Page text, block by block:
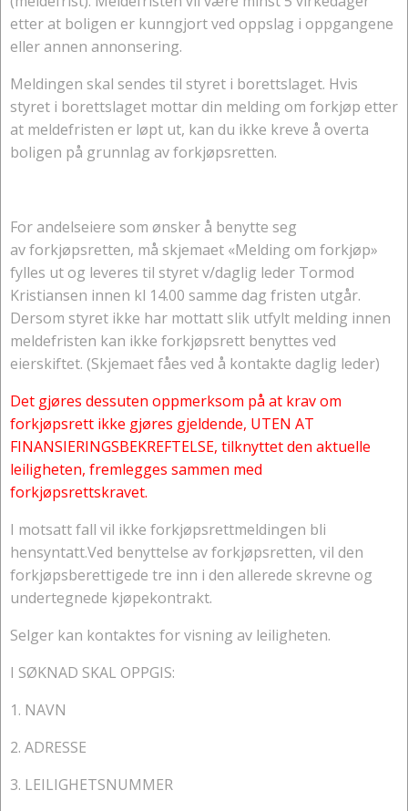
etter at boligen er kunngjort ved oppslag i oppgangene
eller annen annonsering.
Meldingen skal sendes til styret i borettslaget. Hvis
styret i borettslaget mottar din melding om forkjøp etter
at meldefristen er løpt ut, kan du ikke kreve å overta
boligen på grunnlag av forkjøpsretten.
For andelseiere som ønsker å benytte seg
av forkjøpsretten, må skjemaet «Melding om forkjøp»
fylles ut og leveres til styret v/daglig leder Tormod
Kristiansen innen kl 14.00 samme dag fristen utgår.
Dersom styret ikke har mottatt slik utfylt melding innen
meldefristen kan ikke forkjøpsrett benyttes ved
eierskiftet. (Skjemaet fåes ved å kontakte daglig leder)
Det gjøres dessuten oppmerksom på at krav om
forkjøpsrett ikke gjøres gjeldende, UTEN AT
FINANSIERINGSBEKREFTELSE, tilknyttet den aktuelle
leiligheten, fremlegges sammen med
forkjøpsrettskravet.
I motsatt fall vil ikke forkjøpsrettmeldingen bli
hensyntatt.Ved benyttelse av forkjøpsretten, vil den
forkjøpsberettigede tre inn i den allerede skrevne og
undertegnede kjøpekontrakt.
Selger kan kontaktes for visning av leiligheten.
I SØKNAD SKAL OPPGIS:
1. NAVN
2. ADRESSE
3. LEILIGHETSNUMMER